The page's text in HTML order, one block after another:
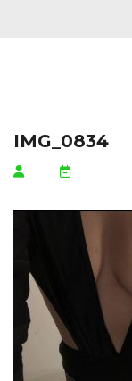
IMG_0834